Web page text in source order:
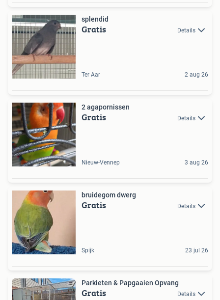
splendid
Gratis Details
Ter Aar 2 aug 26
2 agapornissen
Gratis Details
Nieuw-Vennep 3 aug 26
bruidegom dwerg
Gratis Details
Spijk 23 jul 26
Parkieten & Papgaaien Opvang
Gratis Details